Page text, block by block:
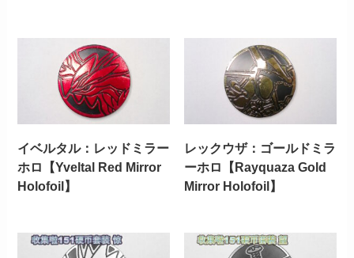
イベルタル：レッドミラー
ホロ【Yveltal Red Mirror
Holofoil】
レックウザ：ゴールドミラ
ーホロ【Rayquaza Gold
Mirror Holofoil】